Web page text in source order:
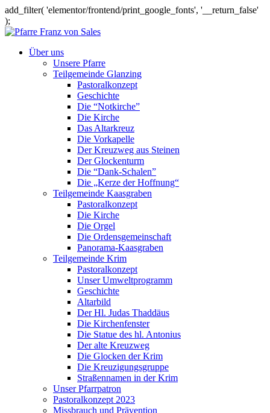
add_filter( 'elementor/frontend/print_google_fonts', '__return_false'
);
Über uns
Unsere Pfarre
Teilgemeinde Glanzing
Pastoralkonzept
Geschichte
Die “Notkirche”
Die Kirche
Das Altarkreuz
Die Vorkapelle
Der Kreuzweg aus Steinen
Der Glockenturm
Die “Dank-Schalen”
Die „Kerze der Hoffnung“
Teilgemeinde Kaasgraben
Pastoralkonzept
Die Kirche
Die Orgel
Die Ordensgemeinschaft
Panorama-Kaasgraben
Teilgemeinde Krim
Pastoralkonzept
Unser Umweltprogramm
Geschichte
Altarbild
Der Hl. Judas Thaddäus
Die Kirchenfenster
Die Statue des hl. Antonius
Der alte Kreuzweg
Die Glocken der Krim
Die Kreuzigungsgruppe
Straßennamen in der Krim
Unser Pfarrpatron
Pastoralkonzept 2023
Missbrauch und Prävention